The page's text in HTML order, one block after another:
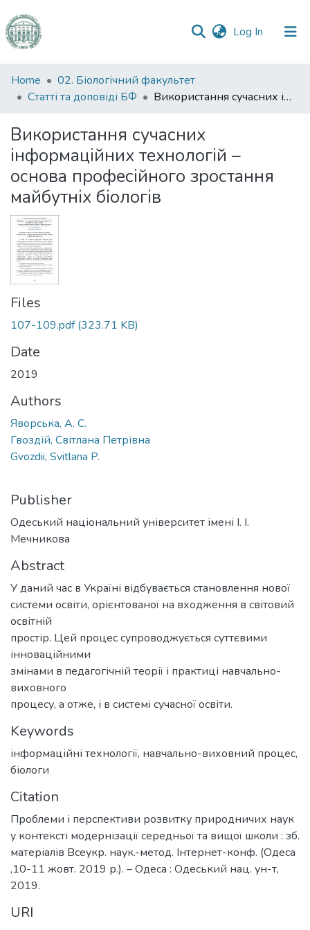
Log In (current)
Communities
&
All of DSpace
Statistics
Home
02. Біологічний факультет
Статті та доповіді БФ
Використання сучасних інформаційних технологій – основа професійного зростання майбутніх біологів
Використання сучасних
інформаційних технологій –
основа професійного зростання
майбутніх біологів
Files
107-109.pdf(323.71 KB)
Date
2019
Authors
Яворська, А. С.
Гвоздій, Світлана Петрівна
Gvozdii, Svitlana P.
Publisher
Одеський національний університет імені І. І.
Мечникова
Abstract
У даний час в Україні відбувається становлення нової
системи освіти, орієнтованої на входження в світовий
освітній
простір. Цей процес супроводжується суттєвими
інноваційними
змінами в педагогічній теорії і практиці навчально-
виховного
процесу, а отже, і в системі сучасної освіти.
Keywords
інформаційні технології, навчально-виховний процес,
біологи
Citation
Проблеми і перспективи розвитку природничих наук
у контексті модернізації середньої та вищої школи : зб.
матеріалів Всеукр. наук.-метод. Інтернет-конф. (Одеса
,10-11 жовт. 2019 р.). – Одеса : Одеський нац. ун-т,
2019.
URI